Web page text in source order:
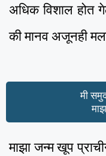
अधिक विशाल होत
की मानव अजूनही
मी
माझा जन्म खूप